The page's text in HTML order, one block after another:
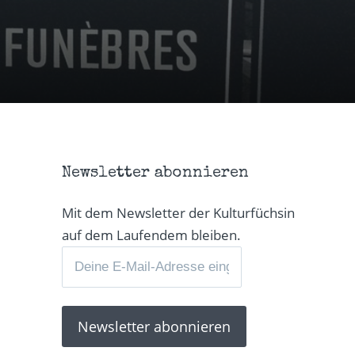
Newsletter abonnieren
Mit dem Newsletter der Kulturfüchsin
auf dem Laufendem bleiben.